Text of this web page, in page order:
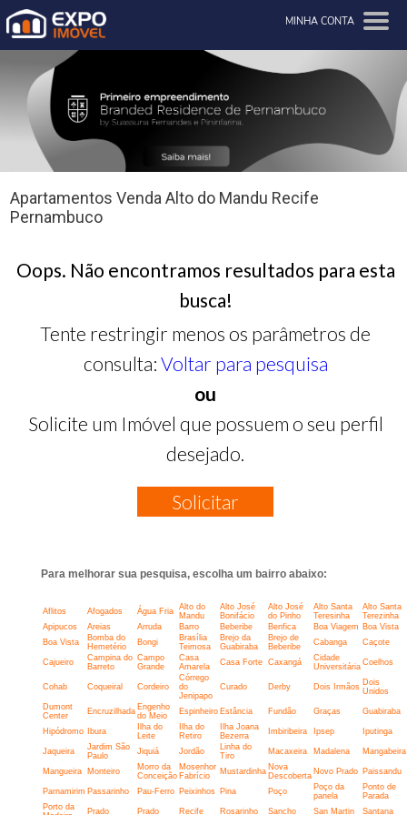
MINHA CONTA
Apartamentos Venda Alto do Mandu Recife
Pernambuco
Oops. Não encontramos resultados para esta
busca!
Tente restringir menos os parâmetros de
consulta: Voltar para pesquisa
ou
Solicite um Imóvel que possuem o seu perfil
desejado.
Solicitar
Para melhorar sua pesquisa, escolha um bairro abaixo:
Aflitos Afogados Água Fria
Alto do
Mandu
Alto José
Bonifácio
Alto José
do Pinho
Alto Santa
Teresinha
Alto Santa
Terezinha
Apipucos
Areias Arruda Barro Beberibe Benfica Boa Viagem Boa Vista
Boa Vista
Bomba do
Hemetério
Bongi
Brasília
Teimosa
Brejo da
Guabiraba
Brejo de
Beberibe
Cabanga Caçote
Cajueiro
Campina do
Barreto
Campo
Grande
Casa
Amarela
Casa Forte Caxangá
Cidade
Universitária Coelhos
Cohab Coqueiral Cordeiro
Córrego
do
Jenipapo
Curado Derby Dois Irmãos Dois
Unidos
Dumont
Center
Encruzilhada Engenho
do Meio
Espinheiro Estância Fundão Graças Guabiraba
Hipódromo Ibura
Ilha do
Leite
Ilha do
Retiro
Ilha Joana
Bezerra
Imbiribeira Ipsep Iputinga
Jaqueira
Jardim São
Paulo
Jiquiá Jordão
Linha do
Tiro
Macaxeira Madalena Mangabeira
Mangueira Monteiro
Morro da
Conceição
Mosenhor
Fabrício
Mustardinha Nova
Descoberta Novo Prado Paissandu
Parnamirim Passarinho Pau-Ferro Peixinhos Pina Poço
Poço da
panela
Ponto de
Parada
Porto da
Prado Prado Recife Rosarinho Sancho San Martin Santana